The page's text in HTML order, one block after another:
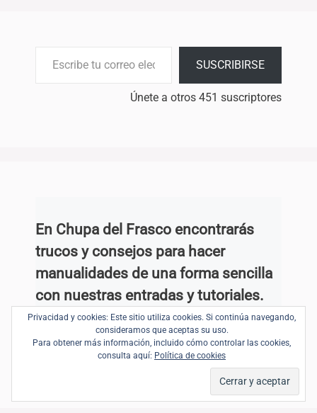
SUSCRIBIRSE
Únete a otros 451 suscriptores
En Chupa del Frasco encontrarás
trucos y consejos para hacer
manualidades de una forma sencilla
con nuestras entradas y tutoriales.
Te explicamos cómo hacerlas paso a
paso aquí y en nuestro canal de
.
Privacidad y cookies: Este sitio utiliza cookies. Si continúa navegando,
consideramos que aceptas su uso.
Para obtener más información, incluido cómo controlar las cookies,
consulta aquí: Política de cookies